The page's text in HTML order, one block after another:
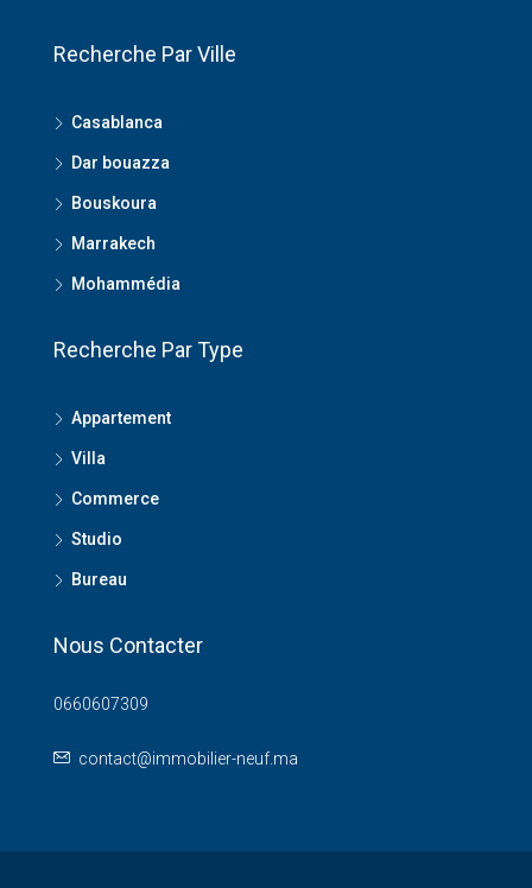
Recherche Par Ville
Casablanca
Dar bouazza
Bouskoura
Marrakech
Mohammédia
Recherche Par Type
Appartement
Villa
Commerce
Studio
Bureau
Nous Contacter
0660607309
contact@immobilier-neuf.ma